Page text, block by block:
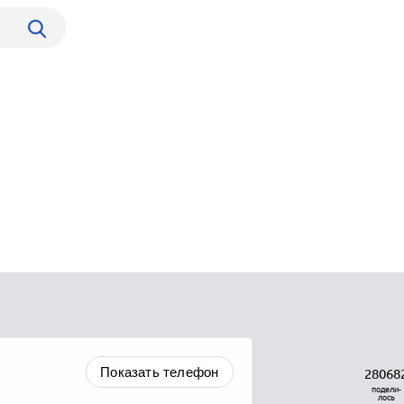
Показать телефон
подели-
лось